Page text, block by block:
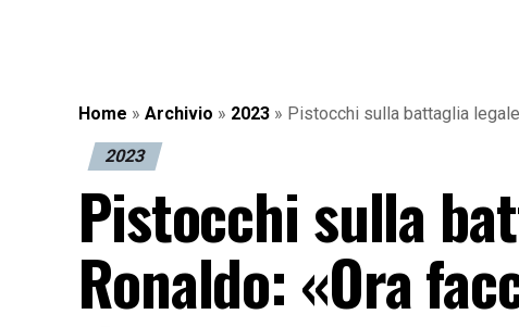
Home » Archivio » 2023 » Pistocchi sulla battaglia
2023
Pistocchi sulla
Ronaldo: «Ora